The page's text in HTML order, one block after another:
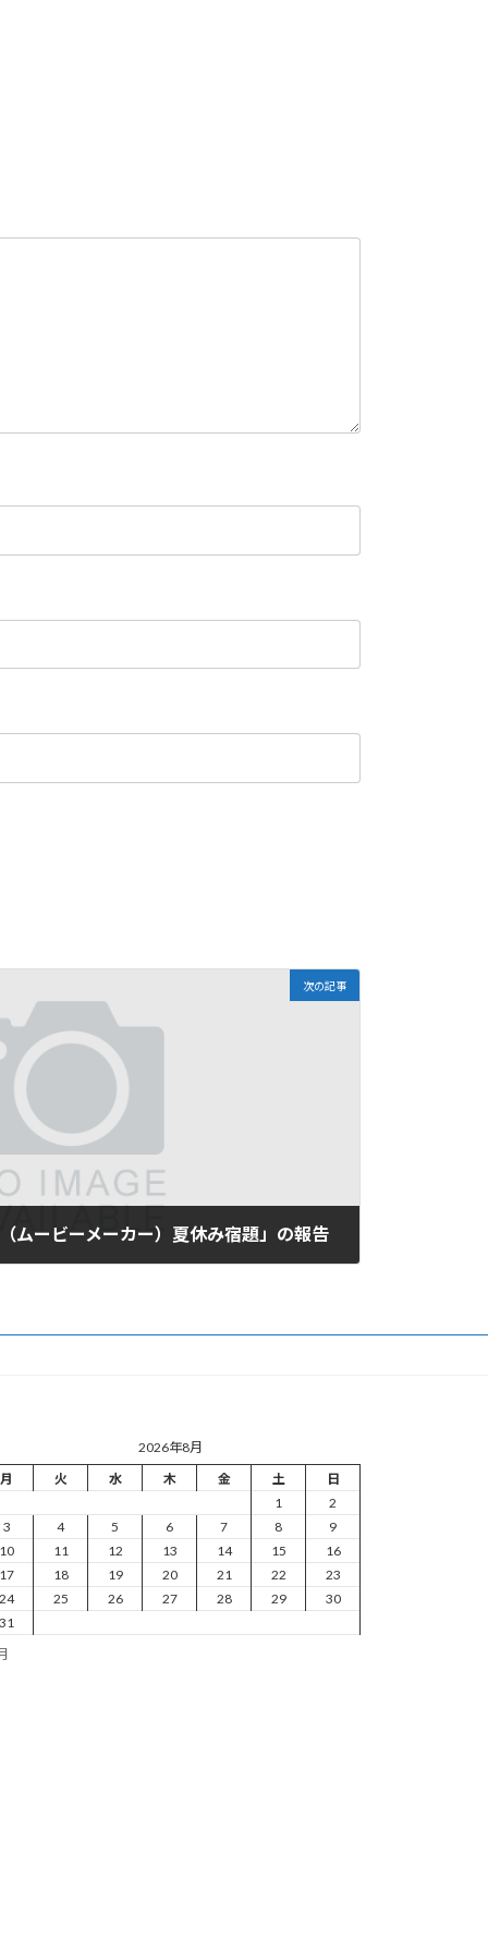
次の記事
ムービーメーカー）夏休み宿題」の報告
2026年8月
月
火 水 木 金 土
日
1
2
3
4 5 6 7 8
9
10
11 12 13 14 15
16
17
18 19 20 21 22
23
24
25 26 27 28 29
30
31